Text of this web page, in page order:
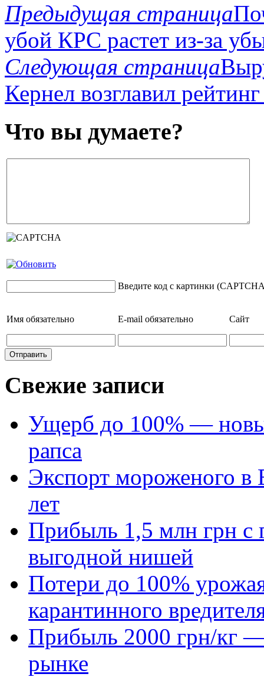
Предыдущая страница
убой КРС растет из-за
Следующая страница
Кернел возглавил
Что вы думаете?
Введите код с картинки
Имя обязательно E-mail обязательно Сайт
Свежие записи
Ущерб до 100% —
рапса
Экспорт мороженого в
лет
Прибыль 1,5 млн грн с
выгодной нишей
Потери до 100%
карантинного
Прибыль 2000 грн/кг —
рынке